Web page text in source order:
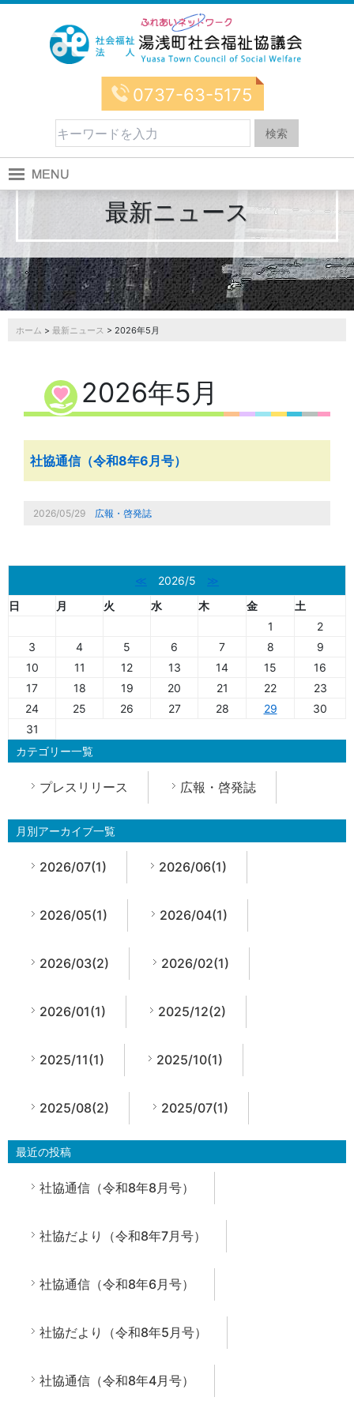
0737-63-5175
最新ニュース
ホーム > 最新ニュース > 2026年5月
2026年5月
社協通信（令和8年6月号）
2026/05/29 広報・啓発誌
≪ 2026/5 ≫
日
月 火 水 木 金
土
1
2
3
4 5 6 7 8
9
10
11 12 13 14 15
16
17
18 19 20 21 22
23
24
25 26 27 28 29
30
31
カテゴリー一覧
プレスリリース 広報・啓発誌
月別アーカイブ一覧
2026/07(1) 2026/06(1)
2026/05(1) 2026/04(1)
2026/03(2) 2026/02(1)
2026/01(1) 2025/12(2)
2025/11(1) 2025/10(1)
2025/08(2) 2025/07(1)
最近の投稿
社協通信（令和8年8月号）
社協だより（令和8年7月号）
社協通信（令和8年6月号）
社協だより（令和8年5月号）
社協通信（令和8年4月号）